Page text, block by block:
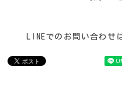
LINEでのお問い合わせ